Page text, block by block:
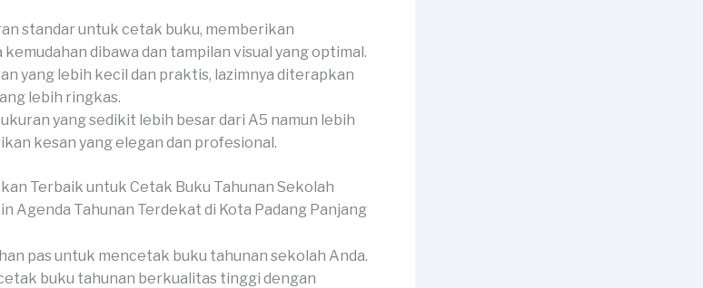
standar untuk cetak buku, memberikan
dibawa dan tampilan visual yang optimal.
yang lebih kecil dan praktis, lazimnya diterapkan
lebih ringkas.
ukuran yang sedikit lebih besar dari A5 namun lebih
kesan yang elegan dan profesional.
Terbaik untuk Cetak Buku Tahunan Sekolah
pas untuk mencetak buku tahunan sekolah Anda.
buku tahunan berkualitas tinggi dengan